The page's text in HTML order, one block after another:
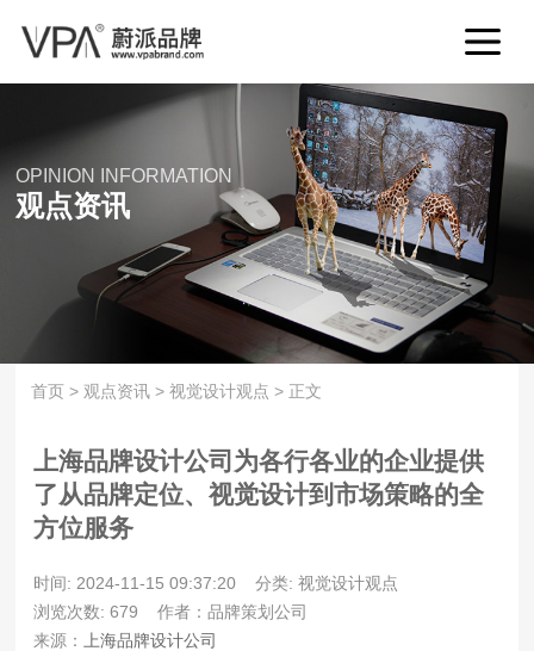
OPINION INFORMATION
观点资讯
首页 > 观点资讯 >视觉设计观点 > 正文
上海品牌设计公司为各行各业的企业提供
了从品牌定位、视觉设计到市场策略的全
方位服务
时间: 2024-11-15 09:37:20
分类: 视觉设计观点
浏览次数: 679
作者：品牌策划公司
来源：
上海品牌设计公司